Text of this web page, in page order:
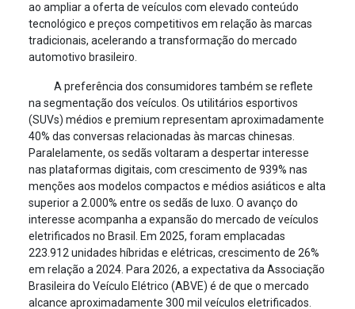
ao ampliar a oferta de veículos com elevado conteúdo
tecnológico e preços competitivos em relação às marcas
tradicionais, acelerando a transformação do mercado
automotivo brasileiro.
A preferência dos consumidores também se reflete
na segmentação dos veículos. Os utilitários esportivos
(SUVs) médios e premium representam aproximadamente
40% das conversas relacionadas às marcas chinesas.
Paralelamente, os sedãs voltaram a despertar interesse
nas plataformas digitais, com crescimento de 939% nas
menções aos modelos compactos e médios asiáticos e alta
superior a 2.000% entre os sedãs de luxo. O avanço do
interesse acompanha a expansão do mercado de veículos
eletrificados no Brasil. Em 2025, foram emplacadas
223.912 unidades híbridas e elétricas, crescimento de 26%
em relação a 2024. Para 2026, a expectativa da Associação
Brasileira do Veículo Elétrico (ABVE) é de que o mercado
alcance aproximadamente 300 mil veículos eletrificados.